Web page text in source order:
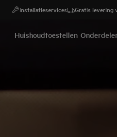
Installatieservices Gratis levering
Huishoudtoestellen
AEG - Hero Block